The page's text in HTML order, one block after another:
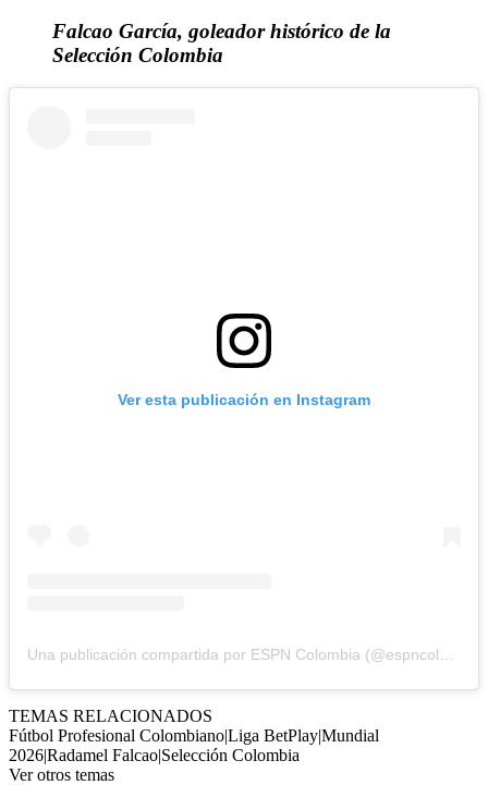
Falcao García, goleador histórico de la
Selección Colombia
Ver esta publicación en Instagram
TEMAS RELACIONADOS
Fútbol Profesional Colombiano|Liga BetPlay|Mundial
2026|Radamel Falcao|Selección Colombia
Ver otros temas